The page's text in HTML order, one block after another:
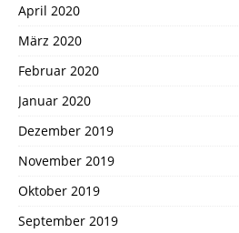
April 2020
März 2020
Februar 2020
Januar 2020
Dezember 2019
November 2019
Oktober 2019
September 2019